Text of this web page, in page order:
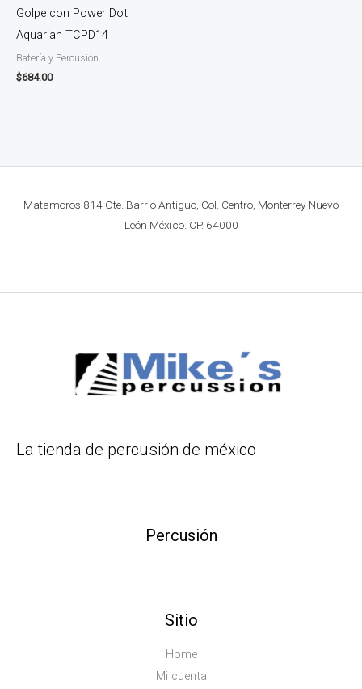
Golpe con Power Dot
Aquarian TCPD14
Batería y Percusión
$684.00
Matamoros 814 Ote. Barrio Antiguo, Col. Centro, Monterrey Nuevo
León México. CP. 64000
La tienda de percusión de méxico
Percusión
Sitio
Home
Mi cuenta